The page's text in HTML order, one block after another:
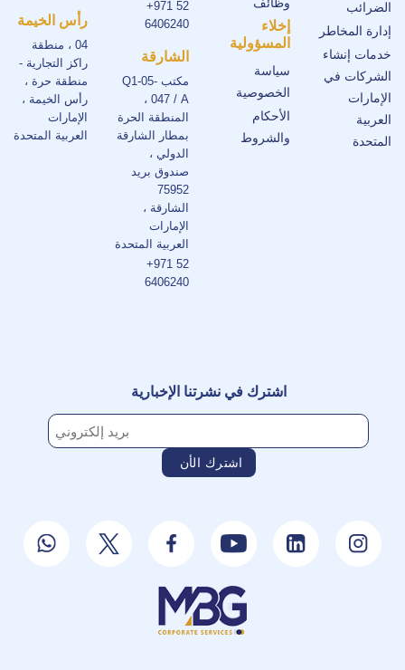
الضرائب
إدارة المخاطر
خدمات إنشاء
الشركات في
الإمارات
العربية
المتحدة
إخلاء
المسؤولية
سياسة
الخصوصية
الأحكام
والشروط
+971 52
6406240
الشارقة
مكتب Q1-05-
047 / A ،
المنطقة الحرة
بمطار الشارقة
الدولي ،
صندوق بريد
75952
الشارقة ،
الإمارات
العربية المتحدة
+971 52
6406240
رأس الخيمة
04 ، منطقة
راكز التجارية -
منطقة حرة ،
رأس الخيمة ،
الإمارات
العربية المتحدة
اشترك في نشرتنا الإخبارية